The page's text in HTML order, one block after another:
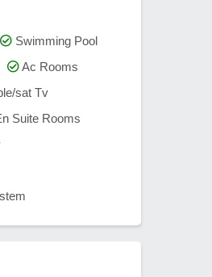
Swimming Pool
Ac Rooms
sat Tv
Suite Rooms